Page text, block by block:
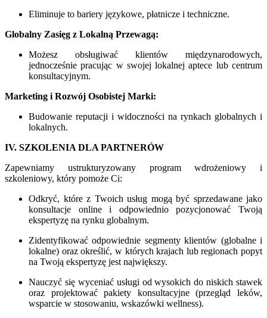
Eliminuje to bariery językowe, płatnicze i techniczne.
Globalny Zasięg z Lokalną Przewagą:
Możesz obsługiwać klientów międzynarodowych,
jednocześnie pracując w swojej lokalnej aptece lub centrum
konsultacyjnym.
Marketing i Rozwój Osobistej Marki:
Budowanie reputacji i widoczności na rynkach globalnych i
lokalnych.
IV. SZKOLENIA DLA PARTNERÓW
Zapewniamy ustrukturyzowany program wdrożeniowy i
szkoleniowy, który pomoże Ci:
Odkryć, które z Twoich usług mogą być sprzedawane jako
konsultacje online i odpowiednio pozycjonować Twoją
ekspertyzę na rynku globalnym.
Zidentyfikować odpowiednie segmenty klientów (globalne i
lokalne) oraz określić, w których krajach lub regionach popyt
na Twoją ekspertyzę jest największy.
Nauczyć się wyceniać usługi od wysokich do niskich stawek
oraz projektować pakiety konsultacyjne (przegląd leków,
wsparcie w stosowaniu, wskazówki wellness).